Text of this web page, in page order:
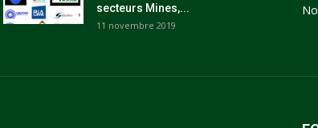
secteurs Mines,...
11 novembre 2019